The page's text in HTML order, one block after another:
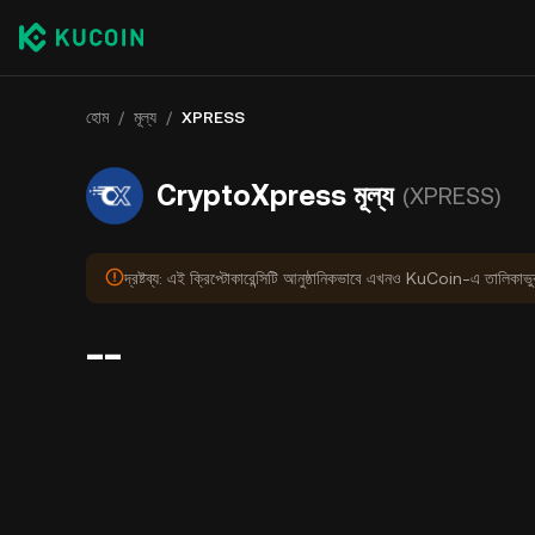
হোম / মূল্য / XPRESS
CryptoXpress মূল্য (XPRESS)
দ্রষ্টব্য: এই ক্রিপ্টোকারেন্সিটি আনুষ্ঠানিকভাবে এখনও KuCoin-এ
--